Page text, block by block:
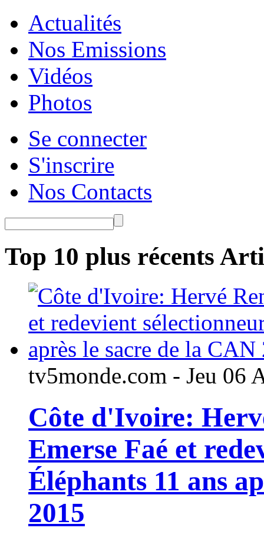
Actualités
Nos Emissions
Vidéos
Photos
Se connecter
S'inscrire
Nos Contacts
Top 10 plus récents
tv5monde.com - Jeu 06
Côte d'Ivoire:
Emerse Faé et
Éléphants 11 ans
2015